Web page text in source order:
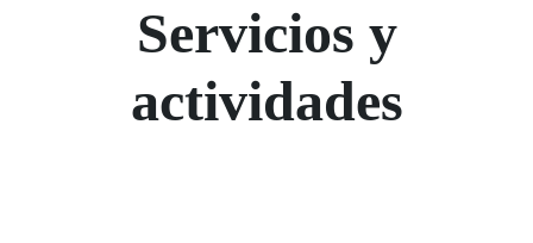
Servicios y
actividades